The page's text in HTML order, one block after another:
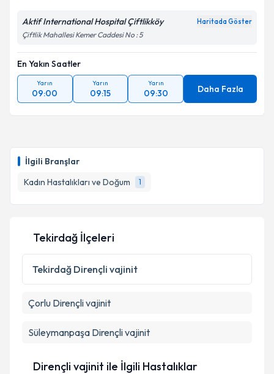
İlgili Branşlar
Kadın Hastalıkları ve Doğum
1
Aktif International Hospital Çiftlikköy Haritada Göster
Çiftlik Mahallesi Kemer Caddesi No : 5
En Yakın Saatler
Yarın
09:00
Yarın
09:15
Yarın
09:30 Daha Fazla
Tekirdağ İlçeleri
Tekirdağ Dirençli vajinit
Çorlu Dirençli vajinit
Süleymanpaşa Dirençli vajinit
Dirençli vajinit ile İlgili Hastalıklar